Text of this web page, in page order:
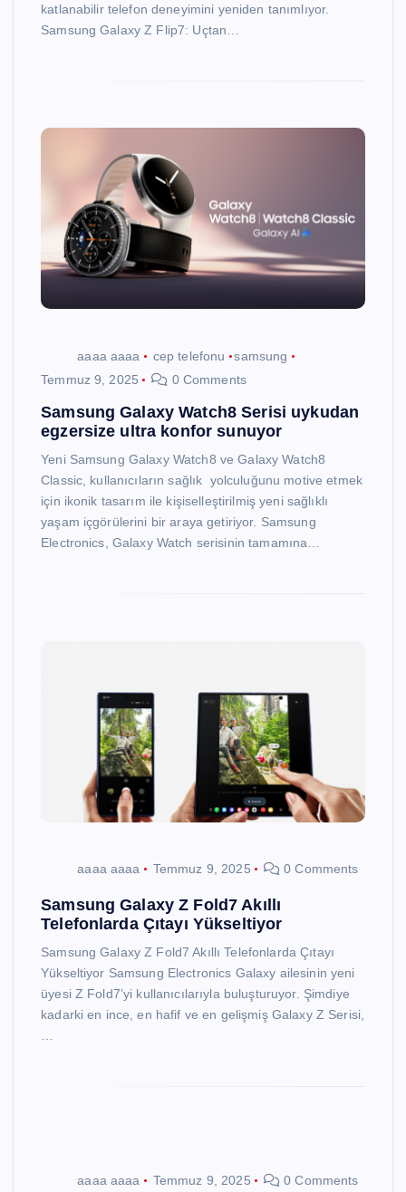
katlanabilir telefon deneyimini yeniden tanımlıyor.
Samsung Galaxy Z Flip7: Uçtan…
aaaa aaaa cep telefonu
samsung
Temmuz 9, 2025
0 Comments
Samsung Galaxy Watch8 Serisi uykudan
egzersize ultra konfor sunuyor
Yeni Samsung Galaxy Watch8 ve Galaxy Watch8
Classic, kullanıcıların sağlık yolculuğunu motive etmek
için ikonik tasarım ile kişiselleştirilmiş yeni sağlıklı
yaşam içgörülerini bir araya getiriyor. Samsung
Electronics, Galaxy Watch serisinin tamamına…
aaaa aaaa Temmuz 9, 2025 0 Comments
Samsung Galaxy Z Fold7 Akıllı
Telefonlarda Çıtayı Yükseltiyor
Samsung Galaxy Z Fold7 Akıllı Telefonlarda Çıtayı
Yükseltiyor Samsung Electronics Galaxy ailesinin yeni
üyesi Z Fold7’yi kullanıcılarıyla buluşturuyor. Şimdiye
kadarki en ince, en hafif ve en gelişmiş Galaxy Z Serisi,
aaaa aaaa Temmuz 9, 2025 0 Comments